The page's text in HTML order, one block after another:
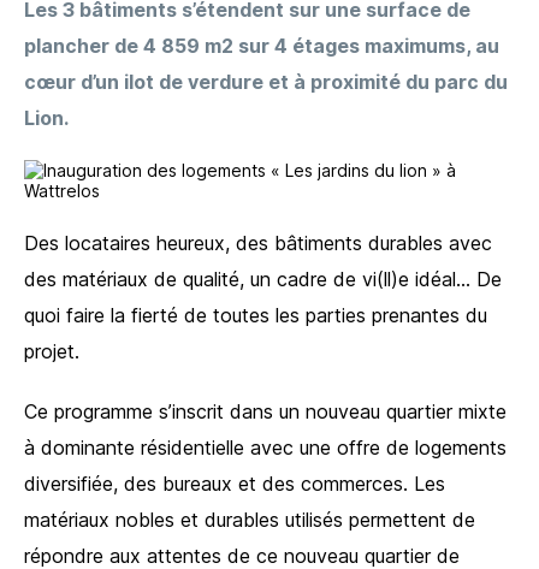
Les 3 bâtiments s’étendent sur une surface de
plancher de 4 859 m2 sur 4 étages maximums, au
cœur d’un ilot de verdure et à proximité du parc du
Lion.
Des locataires heureux, des bâtiments durables avec
des matériaux de qualité, un cadre de vi(ll)e idéal… De
quoi faire la fierté de toutes les parties prenantes du
projet.
Ce programme s’inscrit dans un nouveau quartier mixte
à dominante résidentielle avec une offre de logements
diversifiée, des bureaux et des commerces. Les
matériaux nobles et durables utilisés permettent de
répondre aux attentes de ce nouveau quartier de